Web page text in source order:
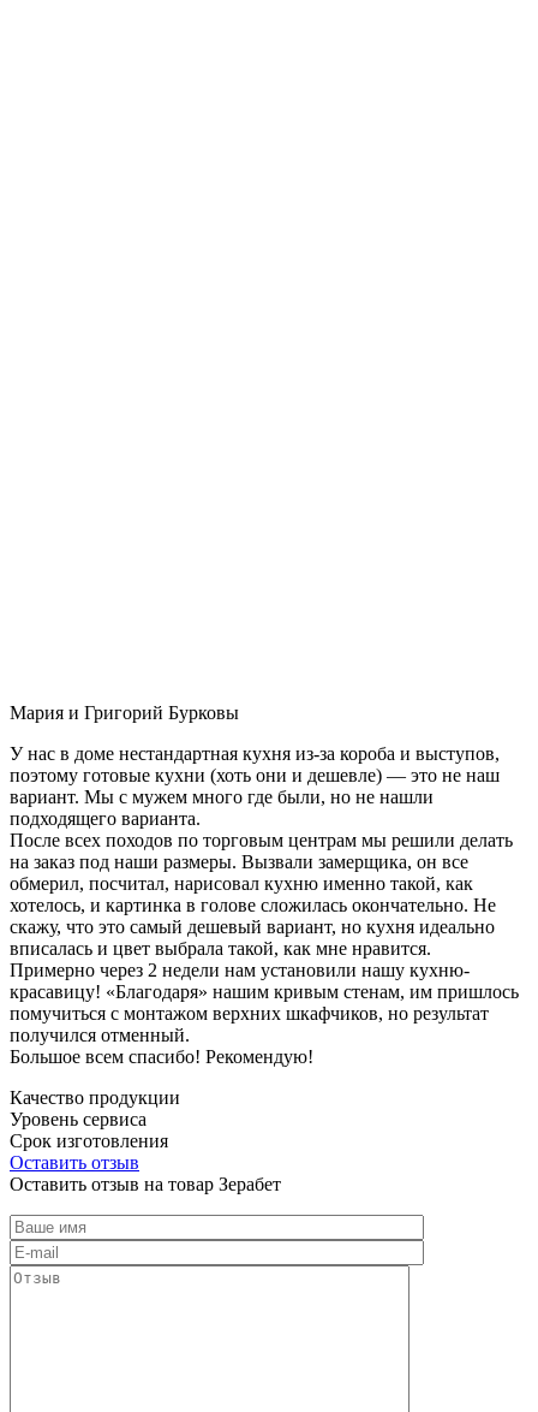
Мария и Григорий Бурковы
У нас в доме нестандартная кухня из-за короба и выступов,
поэтому готовые кухни (хоть они и дешевле) — это не наш
вариант. Мы с мужем много где были, но не нашли
подходящего варианта.
После всех походов по торговым центрам мы решили делать
на заказ под наши размеры. Вызвали замерщика, он все
обмерил, посчитал, нарисовал кухню именно такой, как
хотелось, и картинка в голове сложилась окончательно. Не
скажу, что это самый дешевый вариант, но кухня идеально
вписалась и цвет выбрала такой, как мне нравится.
Примерно через 2 недели нам установили нашу кухню-
красавицу! «Благодаря» нашим кривым стенам, им пришлось
помучиться с монтажом верхних шкафчиков, но результат
получился отменный.
Большое всем спасибо! Рекомендую!
Качество продукции
Уровень сервиса
Срок изготовления
Оставить отзыв
Оставить отзыв на товар Зерабет